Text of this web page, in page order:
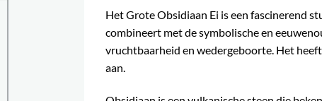
Het Grote Obsidiaan Ei is een fascinerend
combineert met de symbolische en
vruchtbaarheid en wedergeboorte. Het
aan.